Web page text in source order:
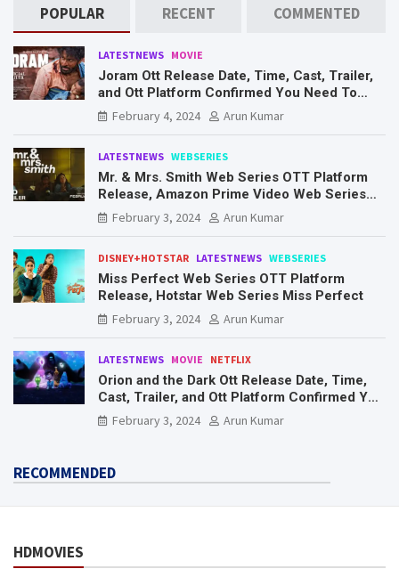
POPULAR RECENT COMMENTED
LATESTNEWS MOVIE
Joram Ott Release Date, Time, Cast, Trailer,
and Ott Platform Confirmed You Need To
Know Here
February 4, 2024 Arun Kumar
LATESTNEWS WEBSERIES
Mr. & Mrs. Smith Web Series OTT Platform
Release, Amazon Prime Video Web Series
Mr. & Mrs. Smith
February 3, 2024 Arun Kumar
DISNEY+HOTSTAR LATESTNEWS WEBSERIES
Miss Perfect Web Series OTT Platform
Release, Hotstar Web Series Miss Perfect
February 3, 2024
Arun Kumar
LATESTNEWS MOVIE NETFLIX
Orion and the Dark Ott Release Date, Time,
Cast, Trailer, and Ott Platform Confirmed You
Need To Know Here
February 3, 2024 Arun Kumar
RECOMMENDED
HDMOVIES